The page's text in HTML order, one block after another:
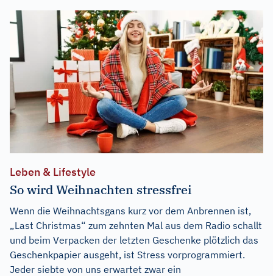
Leben & Lifestyle
So wird Weihnachten stressfrei
Wenn die Weihnachtsgans kurz vor dem Anbrennen ist,
„Last Christmas“ zum zehnten Mal aus dem Radio schallt
und beim Verpacken der letzten Geschenke plötzlich das
Geschenkpapier ausgeht, ist Stress vorprogrammiert.
Jeder siebte von uns erwartet zwar ein